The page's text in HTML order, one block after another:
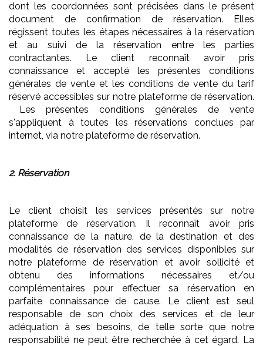
dont les coordonnées sont précisées dans le présent
document de confirmation de réservation. Elles
régissent toutes les étapes nécessaires à la réservation
et au suivi de la réservation entre les parties
contractantes. Le client reconnaît avoir pris
connaissance et accepté les présentes conditions
générales de vente et les conditions de vente du tarif
réservé accessibles sur notre plateforme de réservation.
Les présentes conditions générales de vente
s'appliquent à toutes les réservations conclues par
internet, via notre plateforme de réservation.
2. Réservation
Le client choisit les services présentés sur notre
plateforme de réservation. Il reconnaît avoir pris
connaissance de la nature, de la destination et des
modalités de réservation des services disponibles sur
notre plateforme de réservation et avoir sollicité et
obtenu des informations nécessaires et/ou
complémentaires pour effectuer sa réservation en
parfaite connaissance de cause. Le client est seul
responsable de son choix des services et de leur
adéquation à ses besoins, de telle sorte que notre
responsabilité ne peut être recherchée à cet égard. La